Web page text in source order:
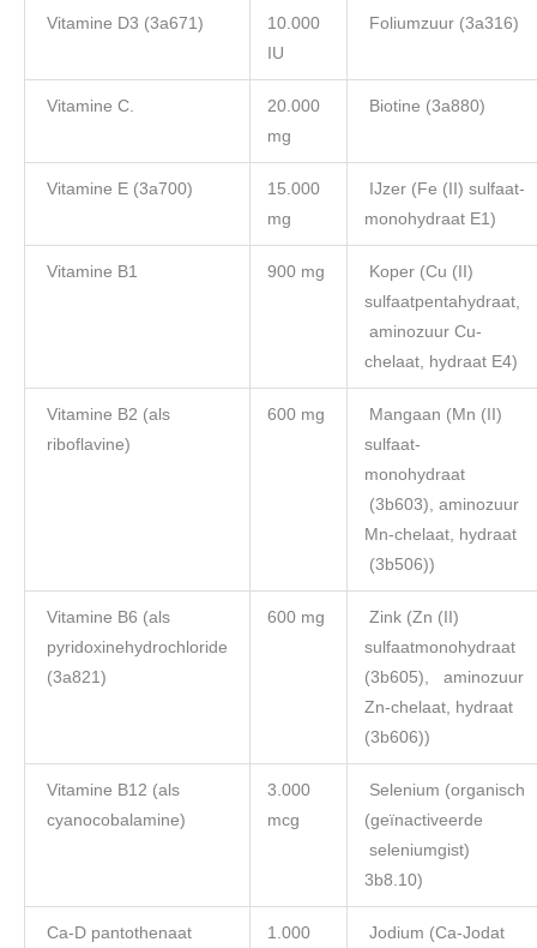
Vitamine D3 (3a671)
10.000
IU
Foliumzuur (3a316)
Vitamine C.
20.000
mg
Biotine (3a880)
Vitamine E (3a700)
15.000
mg
IJzer (Fe (II) sulfaat-
monohydraat E1)
Vitamine B1 900 mg
Koper (Cu (II)
sulfaatpentahydraat,
aminozuur Cu-
chelaat, hydraat E4)
Vitamine B2 (als
riboflavine)
600 mg
Mangaan (Mn (II)
sulfaat-
monohydraat
(3b603), aminozuur
Mn-chelaat, hydraat
(3b506))
Vitamine B6 (als
pyridoxinehydrochloride
(3a821)
600 mg
Zink (Zn (II)
sulfaatmonohydraat
(3b605), aminozuur
Zn-chelaat, hydraat
(3b606))
Vitamine B12 (als
cyanocobalamine)
3.000
mcg
Selenium (organisch
(geïnactiveerde
seleniumgist)
3b8.10)
Ca-D pantothenaat
1.000
Jodium (Ca-Jodat